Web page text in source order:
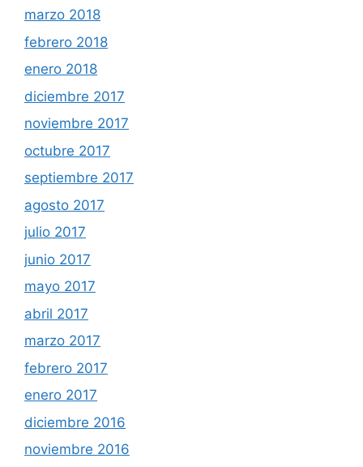
marzo 2018
febrero 2018
enero 2018
diciembre 2017
noviembre 2017
octubre 2017
septiembre 2017
agosto 2017
julio 2017
junio 2017
mayo 2017
abril 2017
marzo 2017
febrero 2017
enero 2017
diciembre 2016
noviembre 2016